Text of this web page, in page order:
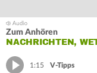
Zum Anhören
NACHRICHTEN,
1:15 V-Tipps